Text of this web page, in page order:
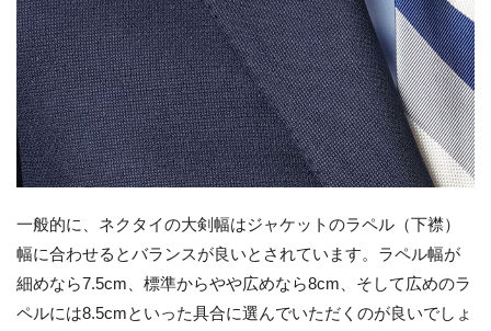
一般的に、ネクタイの大剣幅はジャケットのラペル（下襟）
幅に合わせるとバランスが良いとされています。ラペル幅が
細めなら7.5cm、標準からやや広めなら8cm、そして広めのラ
ペルには8.5cmといった具合に選んでいただくのが良いでしょ